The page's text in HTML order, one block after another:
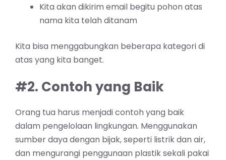
Kita akan dikirim email begitu pohon atas
nama kita telah ditanam
Kita bisa menggabungkan beberapa kategori di
atas yang kita banget.
#2. Contoh yang Baik
Orang tua harus menjadi contoh yang baik
dalam pengelolaan lingkungan. Menggunakan
sumber daya dengan bijak, seperti listrik dan air,
dan mengurangi penggunaan plastik sekali pakai